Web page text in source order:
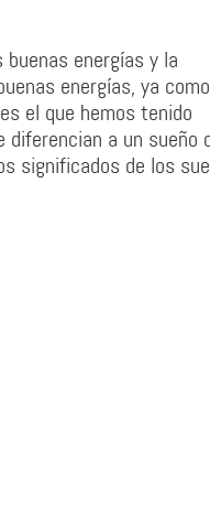
energías y la
energías, ya como
el que hemos tenido
a un sueño
significados de los